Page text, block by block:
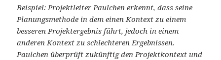
Beispiel: Projektleiter Paulchen erkennt, dass seine
Planungsmethode in dem einen Kontext zu einem
besseren Projektergebnis führt, jedoch in einem
anderen Kontext zu schlechteren Ergebnissen.
Paulchen überprüft zukünftig den Projektkontext und